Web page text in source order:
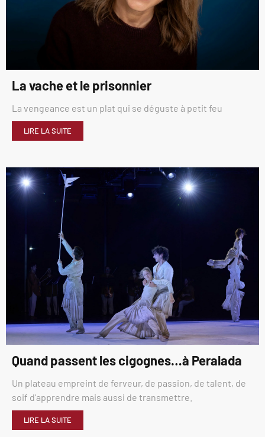
La vache et le prisonnier
La vengeance est un plat qui se déguste à petit feu
LIRE LA SUITE
Quand passent les cigognes…à Peralada
Un plateau empreint de ferveur, de passion, de talent, de
soif d’apprendre mais aussi de transmettre.
LIRE LA SUITE